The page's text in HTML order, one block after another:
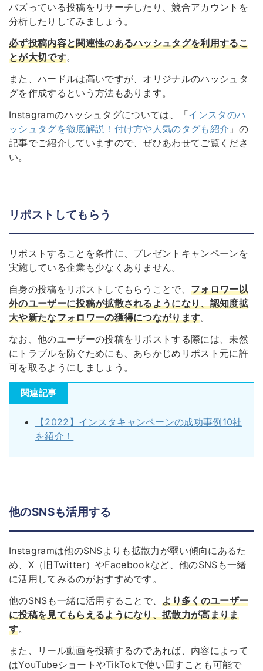
バズっている投稿をリサーチしたり、競合アカウントを
分析したりしてみましょう。
必ず投稿内容と関連性のあるハッシュタグを利用するこ
とが大切です。
また、ハードルは高いですが、オリジナルのハッシュタ
グを作成するという方法もあります。
Instagramのハッシュタグについては、「インスタのハ
ッシュタグを徹底解説！付け方や人気のタグも紹介 」の
記事でご紹介していますので、ぜひあわせてご覧くださ
い。
リポストしてもらう
リポストすることを条件に、プレゼントキャンペーンを
実施している企業も少なくありません。
自身の投稿をリポストしてもらうことで、フォロワー以
外のユーザーに投稿が拡散されるようになり、認知度拡
大や新たなフォロワーの獲得につながります。
なお、他のユーザーの投稿をリポストする際には、未然
にトラブルを防ぐためにも、あらかじめリポスト元に許
可を取るようにしましょう。
関連記事
【2022】インスタキャンペーンの成功事例10社
を紹介！
他のSNSも活用する
Instagramは他のSNSよりも拡散力が弱い傾向にあるた
め、X（旧Twitter）やFacebookなど、他のSNSも一緒
に活用してみるのがおすすめです。
他のSNSも一緒に活用することで、より多くのユーザー
に投稿を見てもらえるようになり、拡散力が高まりま
す。
また、リール動画を投稿するのであれば、内容によって
はYouTubeショートやTikTokで使い回すことも可能で